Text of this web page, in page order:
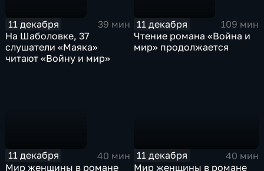
11 декабря
39 мин
На Шаболовке, 37
слушатели «Маяка»
читают «Войну и мир»
11 декабря
109 мин
Чтение романа «Война и
мир» продолжается
11 декабря
40 мин
Мир женщины в романе
11 декабря
40 мин
Мир женщины в романе